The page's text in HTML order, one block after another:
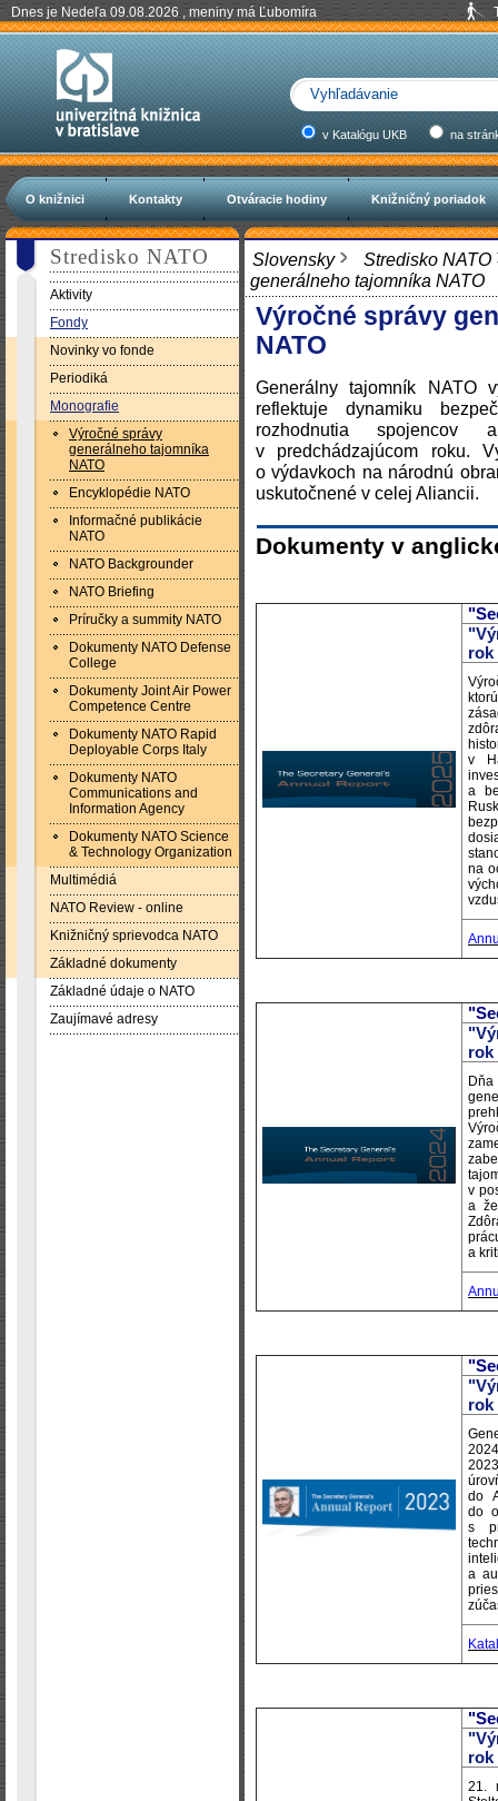
Dnes je Nedeľa 09.08.2026 , meniny má Ľubomíra
v Katalógu UKB na
O knižnici Kontakty Otváracie hodiny Knižničný poriadok
Slovensky
Stredisko NATO
generálneho tajomníka NATO
Výročné správy
NATO
Generálny tajomník NATO
reflektuje dynamiku
rozhodnutia
v predchádzajúcom roku.
o výdavkoch na národnú
uskutočnené v celej Aliancii.
Dokumenty v
rok
v
a
na
rok
v
a
a
rok
do
do
s
a
rok
21.
Stredisko NATO
Aktivity
Fondy
Novinky vo fonde
Periodiká
Monografie
Výročné správy
generálneho tajomníka
NATO
Encyklopédie NATO
Informačné publikácie
NATO
NATO Backgrounder
NATO Briefing
Príručky a summity NATO
Dokumenty NATO Defense
College
Dokumenty Joint Air Power
Competence Centre
Dokumenty NATO Rapid
Deployable Corps Italy
Dokumenty NATO
Communications and
Information Agency
Dokumenty NATO Science
& Technology Organization
Multimédiá
NATO Review - online
Knižničný sprievodca NATO
Základné dokumenty
Základné údaje o NATO
Zaujímavé adresy